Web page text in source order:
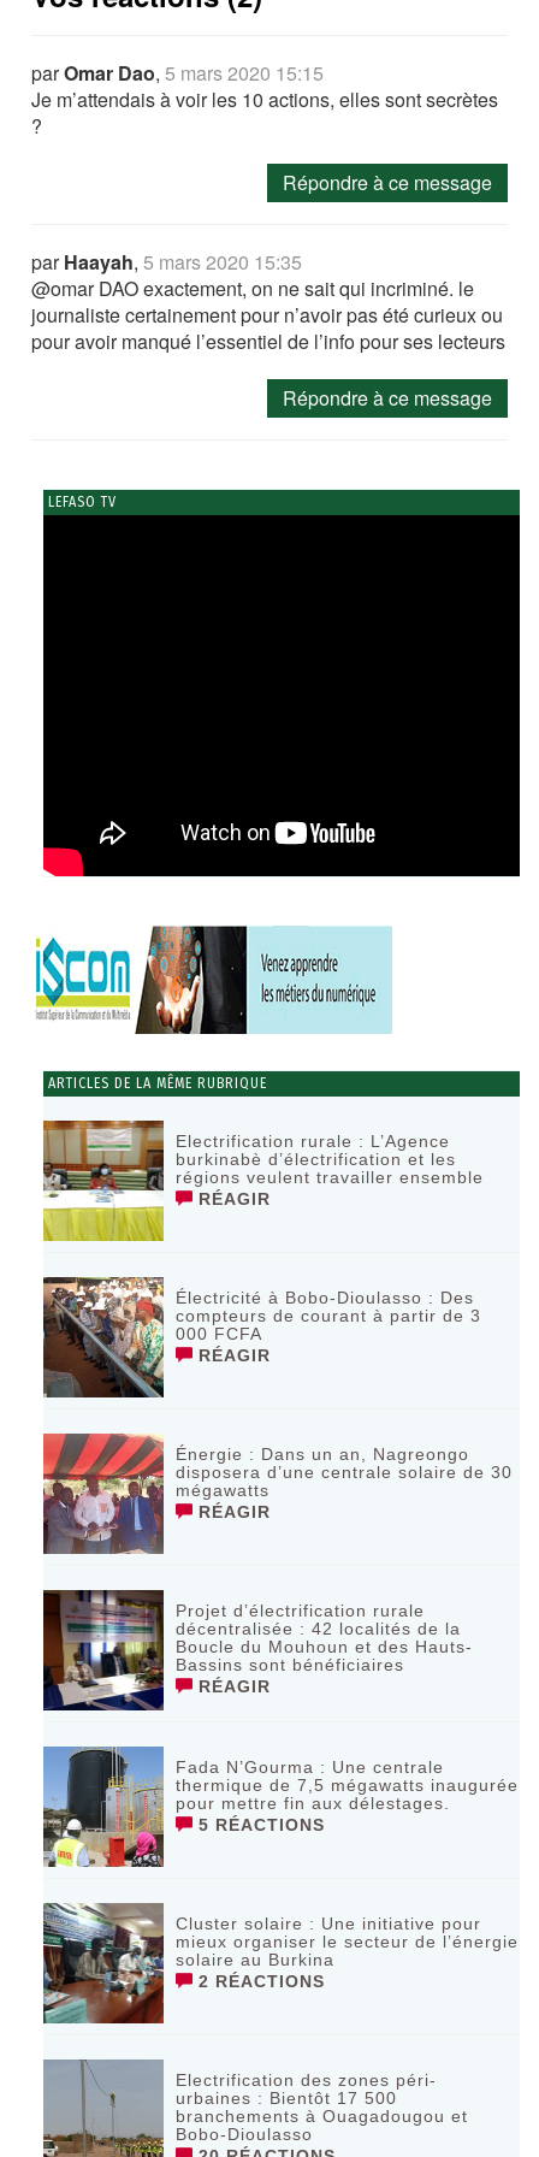
parOmar Dao,5 mars 2020 15:15
Je m’attendais à voir les 10 actions, elles sont secrètes
?
Répondre à ce message
parHaayah,5 mars 2020 15:35
@omar DAO exactement, on ne sait qui incriminé. le
journaliste certainement pour n’avoir pas été curieux ou
pour avoir manqué l’essentiel de l’info pour ses lecteurs
Répondre à ce message
LEFASO TV
ARTICLES DE LA MÊME RUBRIQUE
Electrification rurale : L’Agence
burkinabè d’électrification et les
régions veulent travailler ensemble
RÉAGIR
Électricité à Bobo-Dioulasso : Des
compteurs de courant à partir de 3
000 FCFA
RÉAGIR
Énergie : Dans un an, Nagreongo
disposera d’une centrale solaire de 30
mégawatts
RÉAGIR
Projet d’électrification rurale
décentralisée : 42 localités de la
Boucle du Mouhoun et des Hauts-
Bassins sont bénéficiaires
RÉAGIR
Fada N’Gourma : Une centrale
thermique de 7,5 mégawatts inaugurée
pour mettre fin aux délestages.
5 RÉACTIONS
Cluster solaire : Une initiative pour
mieux organiser le secteur de l’énergie
solaire au Burkina
2 RÉACTIONS
Electrification des zones péri-
urbaines : Bientôt 17 500
branchements à Ouagadougou et
Bobo-Dioulasso